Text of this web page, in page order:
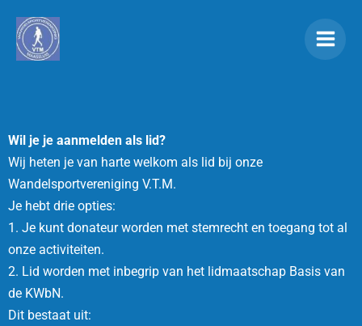
naar
Wil je je aanmelden als lid?
Wij heten je van harte welkom als lid bij onze
Wandelsportvereniging V.T.M.
Je hebt drie opties:
1. Je kunt donateur worden met stemrecht en toegang tot al
onze activiteiten.
2. Lid worden met inbegrip van het lidmaatschap Basis van
de KWbN.
Dit bestaat uit: